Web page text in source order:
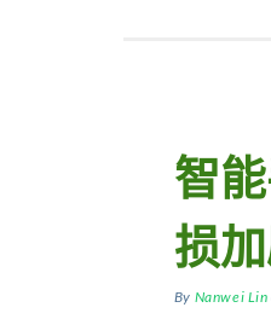
智
损
By Nanwei Lin